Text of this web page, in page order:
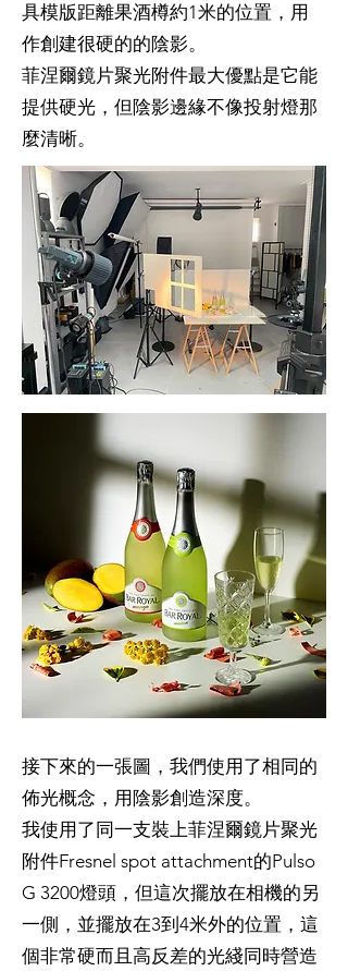
具模版距離果酒樽約1米的位置，用
作創建很硬的的陰影。
菲涅爾鏡片聚光附件最大優點是它能
提供硬光，但陰影邊緣不像投射燈那
麼清晰。
接下來的一張圖，我們使用了相同的
佈光概念，用陰影創造深度。
我使用了同一支裝上菲涅爾鏡片聚光
附件Fresnel spot attachment的Pulso
G 3200燈頭，但這次擺放在相機的另
一側，並擺放在3到4米外的位置，這
個非常硬而且高反差的光綫同時營造